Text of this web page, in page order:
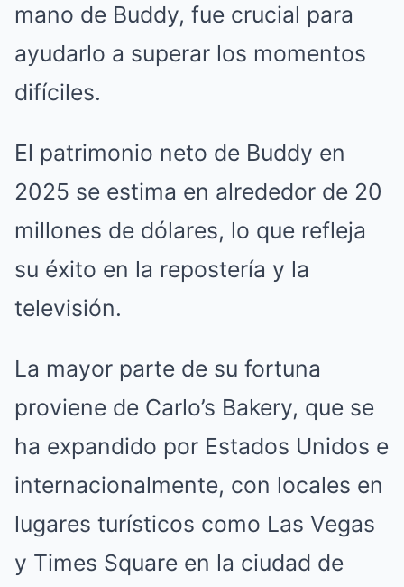
mano de Buddy, fue crucial para
ayudarlo a superar los momentos
difíciles.
El patrimonio neto de Buddy en
2025 se estima en alrededor de 20
millones de dólares, lo que refleja
su éxito en la repostería y la
televisión.
La mayor parte de su fortuna
proviene de Carlo’s Bakery, que se
ha expandido por Estados Unidos e
internacionalmente, con locales en
lugares turísticos como Las Vegas
y Times Square en la ciudad de